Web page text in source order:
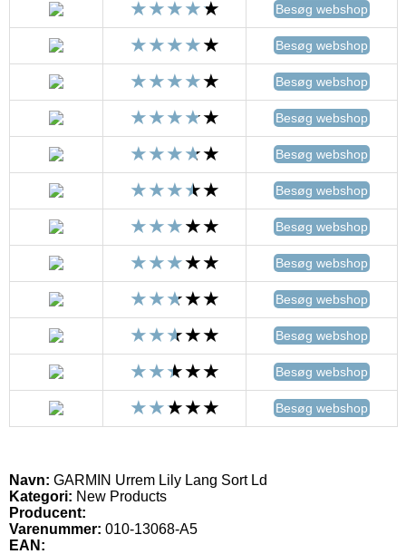
Besøg webshop
Besøg webshop
Besøg webshop
Besøg webshop
Besøg webshop
Besøg webshop
Besøg webshop
Besøg webshop
Besøg webshop
Besøg webshop
Besøg webshop
Besøg webshop
Navn: GARMIN Urrem Lily Lang Sort Ld
Kategori: New Products
Producent:
Varenummer: 010-13068-A5
EAN: